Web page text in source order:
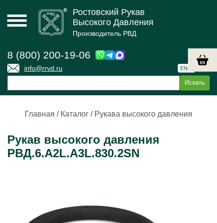
Ростовский Рукав
Высокого Давления
Производитель РВД
8 (800) 200-19-06
info@rrvd.ru ENG
Главная / Каталог / Рукава высокого давления
Рукав высокого давления
РВД.6.А2L.А3L.830.2SN